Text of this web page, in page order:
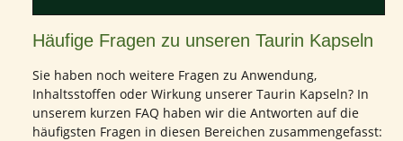
Häufige Fragen zu unseren Taurin Kapseln
Sie haben noch weitere Fragen zu Anwendung,
Inhaltsstoffen oder Wirkung unserer Taurin Kapseln? In
unserem kurzen FAQ haben wir die Antworten auf die
häufigsten Fragen in diesen Bereichen zusammengefasst: